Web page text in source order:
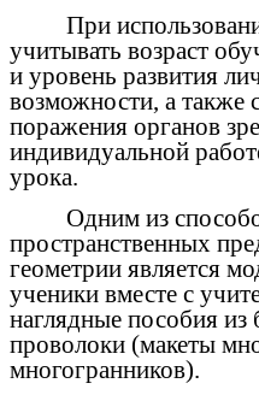
При
учитывать возраст
и уровень развития
возможности, а также
поражения органов
индивидуальной
урока.
Одним из
пространственных
геометрии является
ученики вместе с
наглядные пособия из
проволоки (макеты
многогранников).